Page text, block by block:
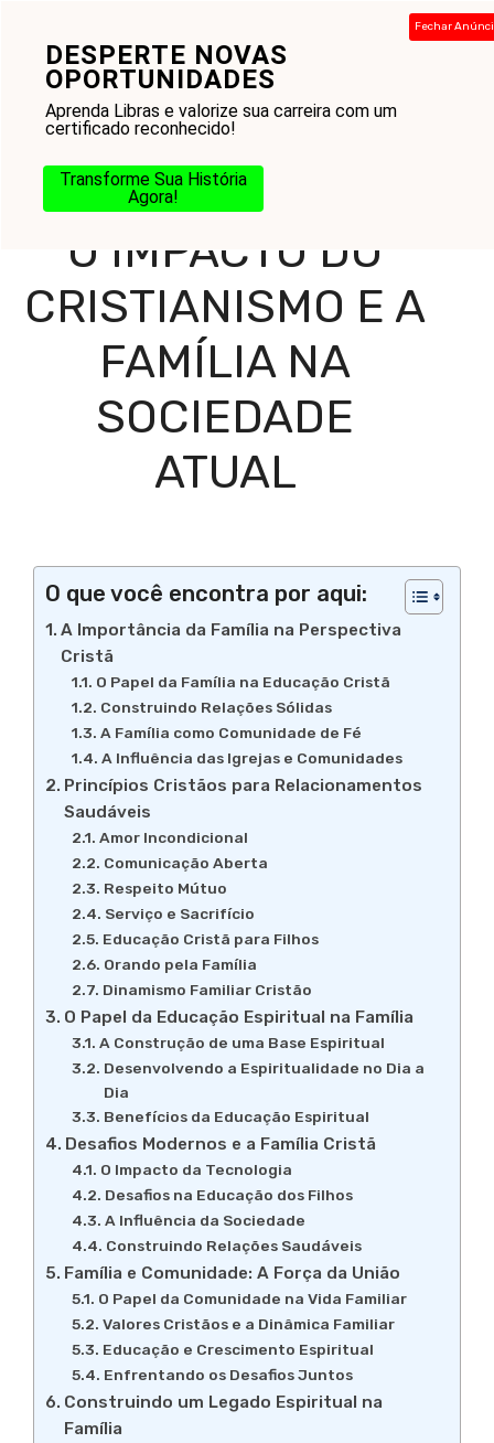
DESPERTE NOVAS
OPORTUNIDADES
Aprenda Libras e valorize sua carreira com um
certificado reconhecido!
Transforme Sua História
Agora!
Fechar
conteúdo
Home-Blog-Amor ao Próximo-Casamento
Impacto do Cristianismo e a Família na Sociedade Atual
O IMPACTO DO
CRISTIANISMO E A
FAMÍLIA NA
SOCIEDADE
ATUAL
O que você encontra por aqui:
A Importância da Família na Perspectiva
Cristã
O Papel da Família na Educação Cristã
Construindo Relações Sólidas
A Família como Comunidade de Fé
A Influência das Igrejas e Comunidades
Princípios Cristãos para Relacionamentos
Saudáveis
Amor Incondicional
Comunicação Aberta
Respeito Mútuo
Serviço e Sacrifício
Educação Cristã para Filhos
Orando pela Família
Dinamismo Familiar Cristão
O Papel da Educação Espiritual na Família
A Construção de uma Base Espiritual
Desenvolvendo a Espiritualidade no Dia a
Dia
Benefícios da Educação Espiritual
Desafios Modernos e a Família Cristã
O Impacto da Tecnologia
Desafios na Educação dos Filhos
A Influência da Sociedade
Construindo Relações Saudáveis
Família e Comunidade: A Força da União
O Papel da Comunidade na Vida Familiar
Valores Cristãos e a Dinâmica Familiar
Educação e Crescimento Espiritual
Enfrentando os Desafios Juntos
Construindo um Legado Espiritual na
Família